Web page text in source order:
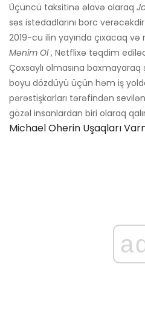
Üçüncü taksitinə əlavə olaraq
səs istedadlarını borc verəcəkdir
2019-cu ilin yayında çıxacaq və
Mənim Ol, Netflixə təqdim
Çoxsaylı olmasına
boyu dözdüyü üçün həm iş
pərəstişkarları tərəfindən
gözəl insanlardan biri olaraq
Michael Oherin Uşaqları